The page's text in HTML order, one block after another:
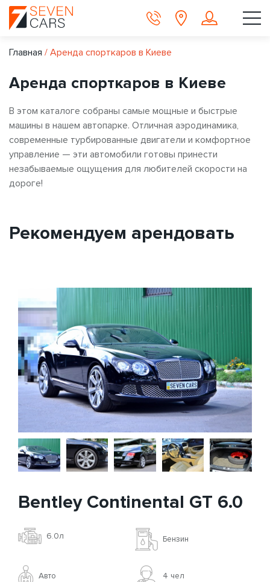
Главная / Аренда спорткаров в Киеве
Аренда спорткаров в Киеве
В этом каталоге собраны самые мощные и быстрые
машины в нашем автопарке. Отличная аэродинамика,
современные турбированные двигатели и комфортное
управление — эти автомобили готовы принести
незабываемые ощущения для любителей скорости на
дороге!
Рекомендуем арендовать
Bentley Continental GT 6.0
6.0л Бензин
Авто 4 чел